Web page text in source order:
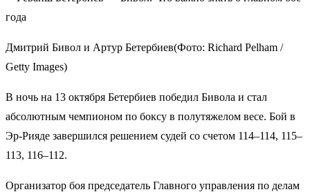
Дмитрий Бивол и Артур Бетербиев(Фото: Richard Pelham /
Getty Images)
В ночь на 13 октября Бетербиев победил Бивола и стал
абсолютным чемпионом по боксу в полутяжелом весе. Бой в
Эр-Рияде завершился решением судей со счетом 114–114, 115–
113, 116–112.
Организатор боя председатель Главного управления по делам